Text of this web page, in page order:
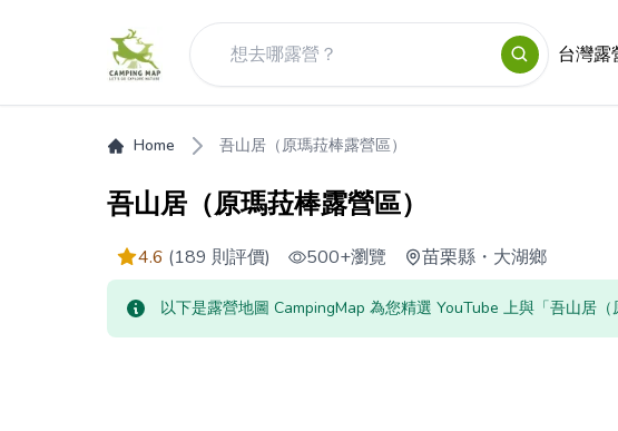
台灣露
Home 吾山居（原瑪菈棒露營區）
吾山居（原瑪菈棒露營區）
4.6 (189 則評價) 500+瀏覽 苗栗縣 ・ 大湖鄉
以下是露營地圖 CampingMap 為您精選 YouTube 上與「吾山居（